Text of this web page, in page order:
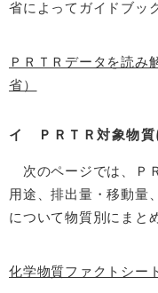
省によってガイドブッ
ＰＲＴＲデータを読み
省）
イ ＰＲＴＲ対象物質
次のページでは、Ｐ
用途、排出量・移動量
について物質別にまと
化学物質ファクトシー